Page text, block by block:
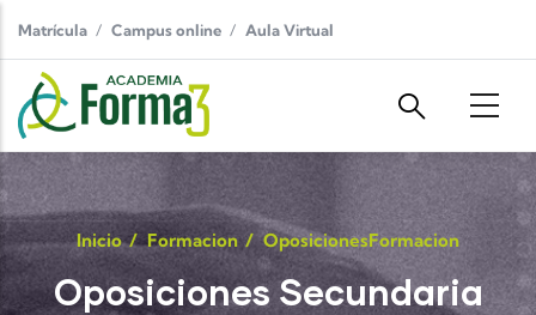
Matrícula Campus online Aula Virtual
Inicio/ Formacion / OposicionesFormacion
Oposiciones Secundaria